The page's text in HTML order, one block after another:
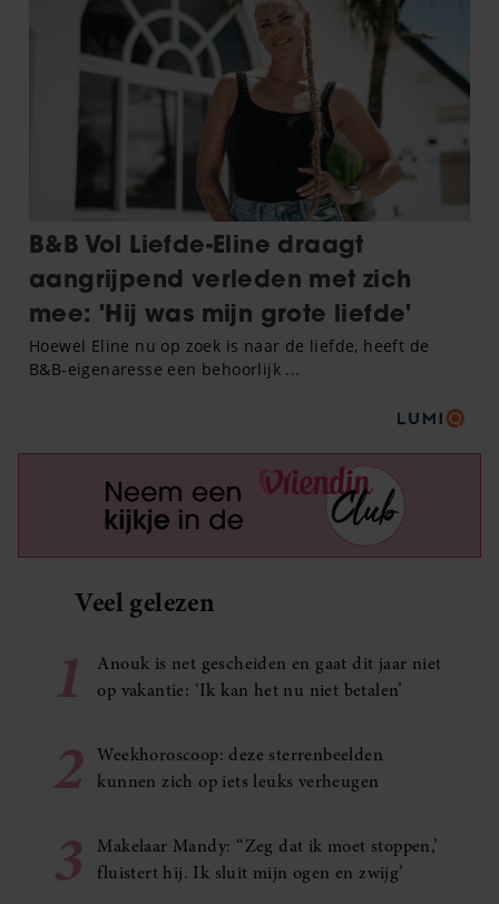
Veel gelezen
1
Anouk is net gescheiden en gaat dit jaar niet
op vakantie: ‘Ik kan het nu niet betalen’
2
Weekhoroscoop: deze sterrenbeelden
kunnen zich op iets leuks verheugen
3
Makelaar Mandy: ‘‘Zeg dat ik moet stoppen,’
fluistert hij. Ik sluit mijn ogen en zwijg’